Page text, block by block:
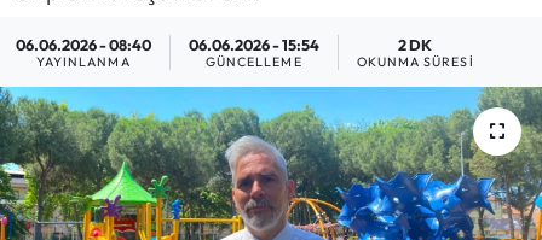
06.06.2026 - 08:40
YAYINLANMA
06.06.2026 - 15:54
GÜNCELLEME
2 DK
OKUNMA SÜRESI
SİYASET
SPOR
TARIM
TURİZM